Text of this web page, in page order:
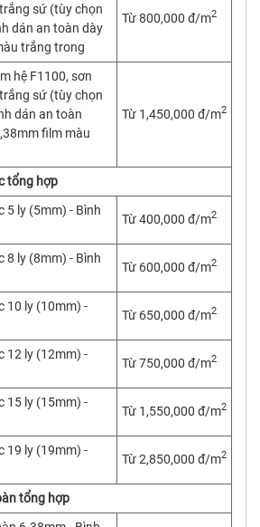
sứ (tùy chọn
dán an toàn dày
trắng trong
Từ 800,000 đ/m2
hệ F1100, sơn
sứ (tùy chọn
dán an toàn
film màu
Từ 1,450,000 đ/m2
tổng hợp
5 ly (5mm) - Bình
Từ 400,000 đ/m2
8 ly (8mm) - Bình
Từ 600,000 đ/m2
10 ly (10mm) -
Từ 650,000 đ/m2
12 ly (12mm) -
Từ 750,000 đ/m2
15 ly (15mm) -
Từ 1,550,000 đ/m2
19 ly (19mm) -
Từ 2,850,000 đ/m2
tổng hợp